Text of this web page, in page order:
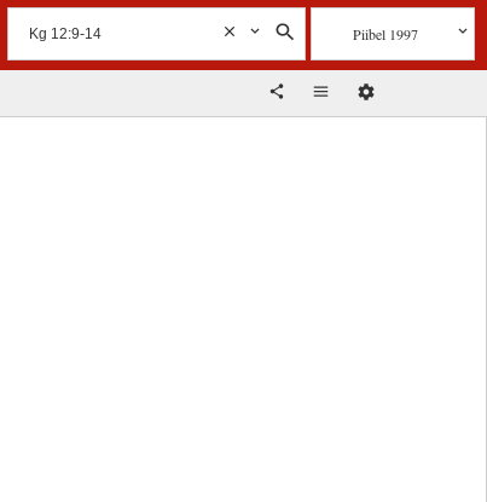
Piibel 1997